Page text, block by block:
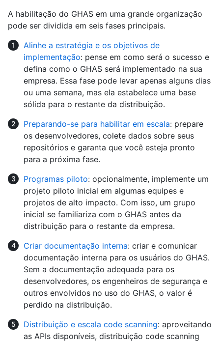
A habilitação do GHAS em uma grande organização
pode ser dividida em seis fases principais.
Alinhe a estratégia e os objetivos de
implementação: pense em como será o sucesso e
defina como o GHAS será implementado na sua
empresa. Essa fase pode levar apenas alguns dias
ou uma semana, mas ela estabelece uma base
sólida para o restante da distribuição.
Preparando-se para habilitar em escala: prepare
os desenvolvedores, colete dados sobre seus
repositórios e garanta que você esteja pronto
para a próxima fase.
Programas piloto: opcionalmente, implemente um
projeto piloto inicial em algumas equipes e
projetos de alto impacto. Com isso, um grupo
inicial se familiariza com o GHAS antes da
distribuição para o restante da empresa.
Criar documentação interna: criar e comunicar
documentação interna para os usuários do GHAS.
Sem a documentação adequada para os
desenvolvedores, os engenheiros de segurança e
outros envolvidos no uso do GHAS, o valor é
perdido na distribuição.
Distribuição e escala code scanning: aproveitando
as APIs disponíveis, distribuição code scanning